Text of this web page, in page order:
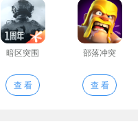
暗区突围
查 看
部落冲突
查 看